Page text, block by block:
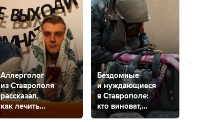
Аллерголог
из Ставрополя
рассказал,
как лечить
аллергию
Бездомные
и нуждающиеся
в Ставрополе:
кто виноват,
что делать?